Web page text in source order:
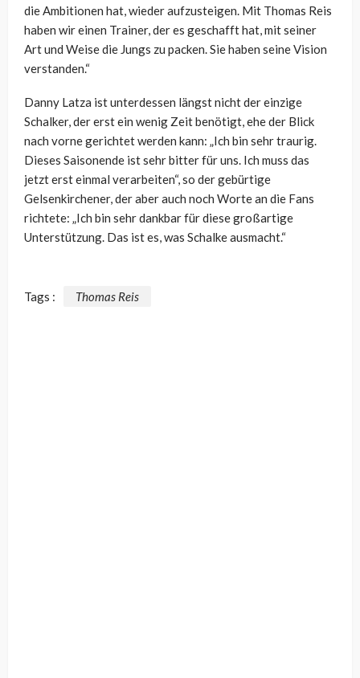
die Ambitionen hat, wieder aufzusteigen. Mit Thomas Reis
haben wir einen Trainer, der es geschafft hat, mit seiner
Art und Weise die Jungs zu packen. Sie haben seine Vision
verstanden.“
Danny Latza ist unterdessen längst nicht der einzige
Schalker, der erst ein wenig Zeit benötigt, ehe der Blick
nach vorne gerichtet werden kann: „Ich bin sehr traurig.
Dieses Saisonende ist sehr bitter für uns. Ich muss das
jetzt erst einmal verarbeiten“, so der gebürtige
Gelsenkirchener, der aber auch noch Worte an die Fans
richtete: „Ich bin sehr dankbar für diese großartige
Unterstützung. Das ist es, was Schalke ausmacht.“
Tags : Thomas Reis